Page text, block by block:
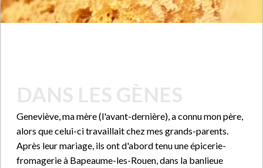
DANS LES GÈNES
Geneviève, ma mère (l'avant-dernière), a connu mon père,
alors que celui-ci travaillait chez mes grands-parents.
Après leur mariage, ils ont d'abord tenu une épicerie-
fromagerie à Bapeaume-les-Rouen, dans la banlieue